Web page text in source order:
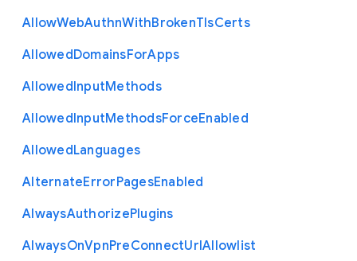
AllowWebAuthnWithBrokenTlsCerts
AllowedDomainsForApps
AllowedInputMethods
AllowedInputMethodsForceEnabled
AllowedLanguages
AlternateErrorPagesEnabled
AlwaysAuthorizePlugins
AlwaysOnVpnPreConnectUrlAllowlist